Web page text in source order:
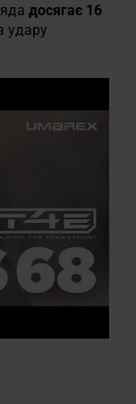
досягає 16
удару